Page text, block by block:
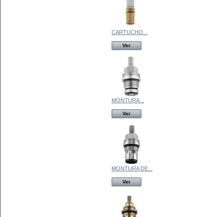
CARTUCHO...
Ver
MONTURA...
Ver
MONTURA DE...
Ver